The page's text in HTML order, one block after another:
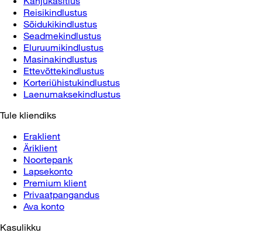
Reisikindlustus
Sõidukikindlustus
Seadmekindlustus
Eluruumikindlustus
Masinakindlustus
Ettevõttekindlustus
Korteriühistukindlustus
Laenumaksekindlustus
Tule kliendiks
Eraklient
Äriklient
Noortepank
Lapsekonto
Premium klient
Privaatpangandus
Ava konto
Kasulikku